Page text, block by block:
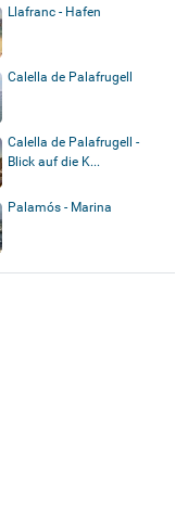
Llafranc - Hafen
Calella de Palafrugell
Calella de Palafrugell -
Blick auf die K...
Palamós - Marina